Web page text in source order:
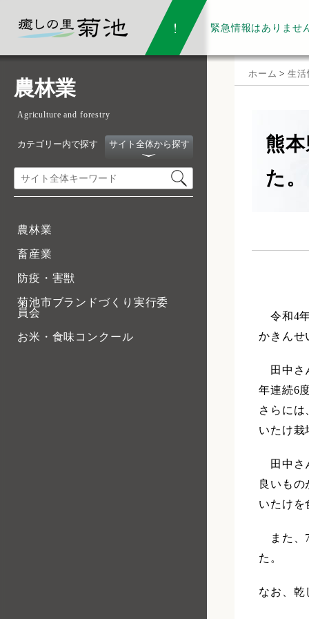
緊急情報はありませ
農林業
Agriculture and forestry
カテゴリー内で探す サイト全体から探す
農林業
畜産業
防疫・害獣
菊池市ブランドづくり実行委
員会
お米・食味コンクール
ホーム >生活
熊
た。
令和4
かきんせ
田中さ
年連続6
さらに
いたけ栽
田中さ
良いも
いたけを
また、
た。
なお、乾